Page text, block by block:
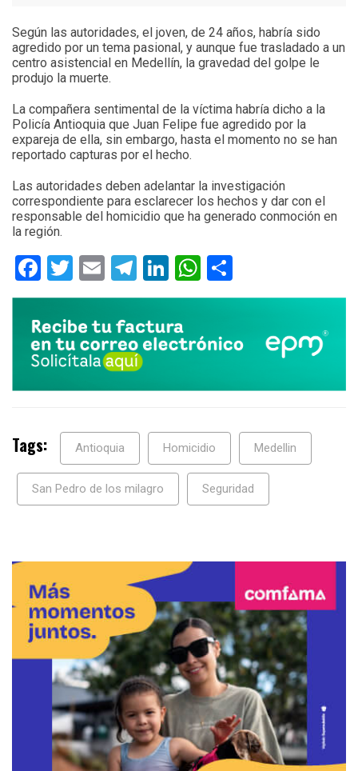
Según las autoridades, el joven, de 24 años, habría sido
agredido por un tema pasional, y aunque fue trasladado a un
centro asistencial en Medellín, la gravedad del golpe le
produjo la muerte.
La compañera sentimental de la víctima habría dicho a la
Policía Antioquia que Juan Felipe fue agredido por la
expareja de ella, sin embargo, hasta el momento no se han
reportado capturas por el hecho.
Las autoridades deben adelantar la investigación
correspondiente para esclarecer los hechos y dar con el
responsable del homicidio que ha generado conmoción en
la región.
Facebook
Twitter
EmailTelegram
LinkedIn
WhatsApp
Tags: Antioquia Homicidio Medellin
San Pedro de los milagro Seguridad